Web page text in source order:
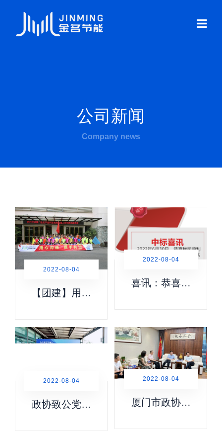
公司新闻
Company news
【团建】用心
2022-08-04
喜讯：恭喜我
热泵热水系统
的保养维护项
目
2022-08-04
政协致公党界
2022-08-04
厦门市政协党
2022-08-04